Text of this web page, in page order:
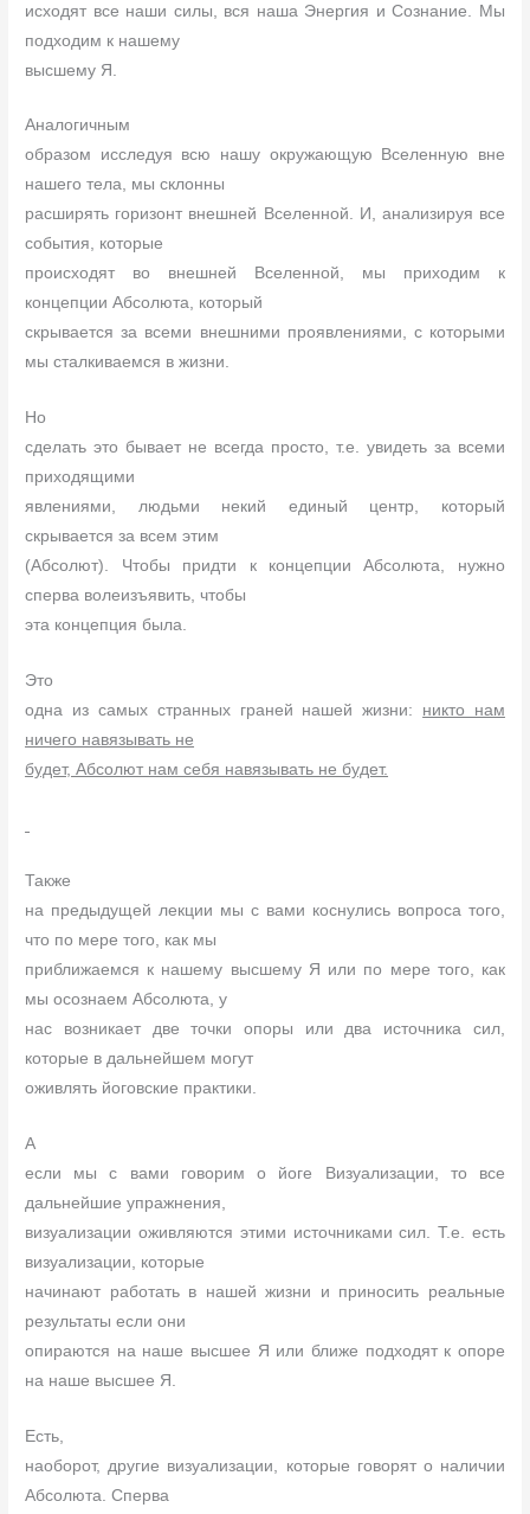
исходят все наши силы, вся наша Энергия и Сознание. Мы
подходим к нашему
высшему Я.
Аналогичным
образом исследуя всю нашу окружающую Вселенную вне
нашего тела, мы склонны
расширять горизонт внешней Вселенной. И, анализируя все
события, которые
происходят во внешней Вселенной, мы приходим к
концепции Абсолюта, который
скрывается за всеми внешними проявлениями, с которыми
мы сталкиваемся в жизни.
Но
сделать это бывает не всегда просто, т.е. увидеть за всеми
приходящими
явлениями, людьми некий единый центр, который
скрывается за всем этим
(Абсолют). Чтобы придти к концепции Абсолюта, нужно
сперва волеизъявить, чтобы
эта концепция была.
Это
одна из самых странных граней нашей жизни: никто нам
ничего навязывать не
будет, Абсолют нам себя навязывать не будет.
Также
на предыдущей лекции мы с вами коснулись вопроса того,
что по мере того, как мы
приближаемся к нашему высшему Я или по мере того, как
мы осознаем Абсолюта, у
нас возникает две точки опоры или два источника сил,
которые в дальнейшем могут
оживлять йоговские практики.
А
если мы с вами говорим о йоге Визуализации, то все
дальнейшие упражнения,
визуализации оживляются этими источниками сил. Т.е. есть
визуализации, которые
начинают работать в нашей жизни и приносить реальные
результаты если они
опираются на наше высшее Я или ближе подходят к опоре
на наше высшее Я.
Есть,
наоборот, другие визуализации, которые говорят о наличии
Абсолюта. Сперва